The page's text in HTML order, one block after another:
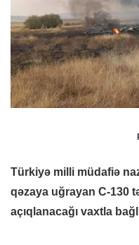
Türkiyə milli müdafiə
qəzaya uğrayan C-130
açıqlanacağı vaxtla